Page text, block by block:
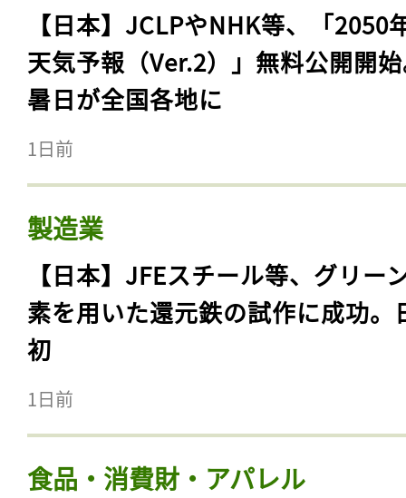
【日本】JCLPやNHK等、「2050
天気予報（Ver.2）」無料公開開
暑日が全国各地に
1日前
製造業
【日本】JFEスチール等、グリー
素を用いた還元鉄の試作に成功。
初
1日前
食品・消費財・アパレル